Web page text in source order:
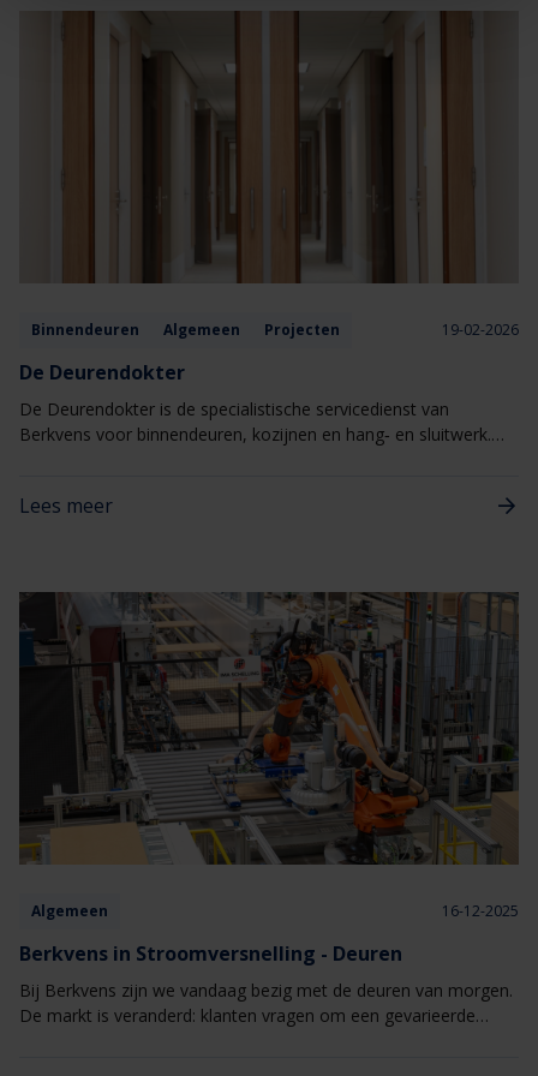
Binnendeuren Algemeen Projecten 19-02-2026
De Deurendokter
De Deurendokter is de specialistische servicedienst van
Berkvens voor binnendeuren, kozijnen en hang‑ en sluitwerk.
Lees meer
Algemeen 16-12-2025
Berkvens in Stroomversnelling - Deuren
Bij Berkvens zijn we vandaag bezig met de deuren van morgen.
De markt is veranderd: klanten vragen om een gevarieerde